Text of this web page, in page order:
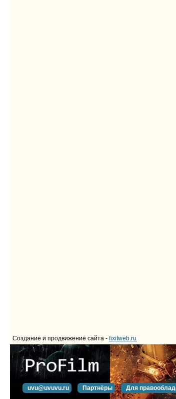
Создание и продвижение сайта - fixitweb.ru
uvu@uvuvu.ru Партнёры Для